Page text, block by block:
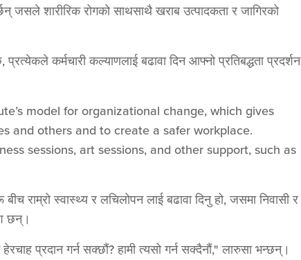
जसले शारीरिक रोगको साथसाथै खराब उत्पादकता र जागिरको
कर्मचारी कल्याणलाई बढावा दिन आफ्नो प्रतिबद्धता प्रदर्शन
model for organizational change, which gives
and others and to create a safer workplace.
sessions, art sessions, and other support, such as
राम्रो स्वास्थ्य र लचिलोपन लाई बढावा दिनु हो, जसमा निवासी र
छन्।
प्रदान गर्न सक्छौं? हामी त्यसो गर्न सक्दैनौं," लारुसा भन्छन्।